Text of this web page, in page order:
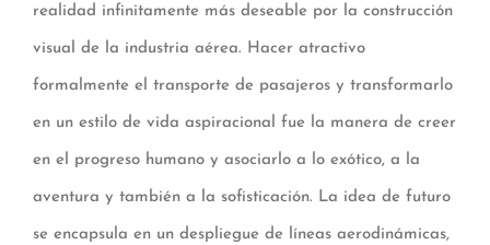
realidad infinitamente más deseable por la construcción
visual de la industria aérea. Hacer atractivo
formalmente el transporte de pasajeros y transformarlo
en un estilo de vida aspiracional fue la manera de creer
en el progreso humano y asociarlo a lo exótico, a la
aventura y también a la sofisticación. La idea de futuro
se encapsula en un despliegue de líneas aerodinámicas,